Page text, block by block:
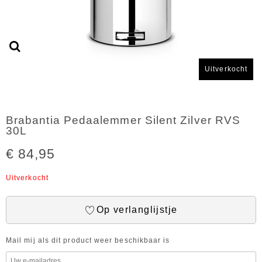
Uitverkocht
Brabantia Pedaalemmer Silent Zilver RVS
30L
€ 84,95
Uitverkocht
Op verlanglijstje
Mail mij als dit product weer beschikbaar is